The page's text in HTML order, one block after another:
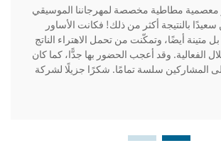
معصمية مطاطية مخصصة لمهرجاننا الموسيقي
بالنتيجة أكثر من ذلك! فكانت الأساور
متينة أيضًا، وتمكّنت من تحمل الاهتراء الناتج
الفعالية. وقد أعجب الحضور بها جدًّا، كما كان
المشاركين سلسة تمامًا. شكرًا جزيلًا لشركة